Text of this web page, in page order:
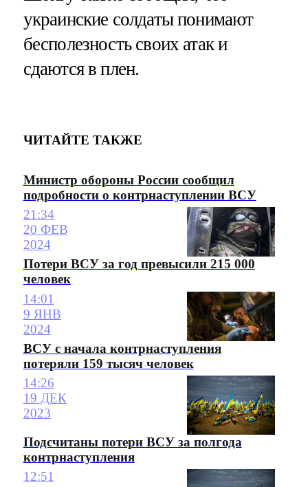
украинские солдаты понимают
бесполезность своих атак и
сдаются в плен.
ЧИТАЙТЕ ТАКЖЕ
Министр обороны России сообщил
подробности о контрнаступлении ВСУ
21:34
20 ФЕВ
2024
Потери ВСУ за год превысили 215 000
человек
14:01
9 ЯНВ
2024
ВСУ с начала контрнаступления
потеряли 159 тысяч человек
14:26
19 ДЕК
2023
Подсчитаны потери ВСУ за полгода
контрнаступления
12:51